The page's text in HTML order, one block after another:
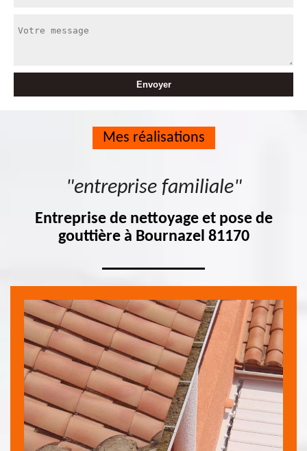
Mes réalisations
"entreprise familiale"
Entreprise de nettoyage et pose de
gouttière à Bournazel 81170